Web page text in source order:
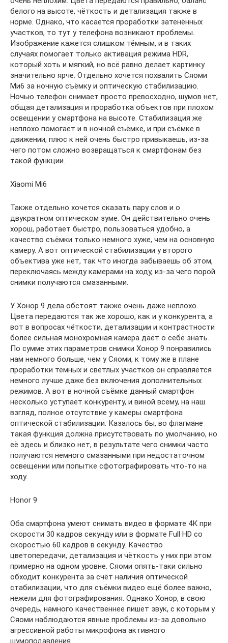
белого на высоте, чёткость и детализация также в
норме. Однако, что касается проработки затенённых
участков, то тут у телефона возникают проблемы.
Изображение кажется слишком тёмным, и в таких
случаях помогает только активация режима HDR,
который хоть и мягкий, но всё равно делает картинку
значительно ярче. Отдельно хочется похвалить Сяоми
Ми6 за ночную съёмку и оптическую стабилизацию.
Ночью телефон снимает просто превосходно, шумов нет,
общая детализация и проработка объектов при плохом
освещении у смартфона на высоте. Стабилизация же
неплохо помогает и в ночной съёмке, и при съёмке в
движении, плюс к ней очень быстро привыкаешь, из-за
чего потом сложно возвращаться к смартфонам без
такой функции.
Xiaomi Mi6
Также отдельно хочется сказать пару слов и о
двукратном оптическом зуме. Он действительно очень
хорош, работает быстро, пользоваться удобно, а
качество съёмки только немного хуже, чем на основную
камеру. А вот оптической стабилизации у второго
объектива уже нет, так что иногда забываешь об этом,
переключаясь между камерами на ходу, из-за чего порой
снимки получаются смазанными.
У Хонор 9 дела обстоят также очень даже неплохо.
Цвета передаются так же хорошо, как и у конкурента, а
вот в вопросах чёткости, детализации и контрастности
более сильная монохромная камера даёт о себе знать.
По сумме этих параметров снимки Хонор 9 понравились
нам немного больше, чем у Сяоми, к тому же в плане
проработки тёмных и светлых участков он справляется
немного лучше даже без включения дополнительных
режимов. А вот в ночной съёмке данный смартфон
несколько уступает конкуренту, и виной всему, на наш
взгляд, полное отсутствие у камеры смартфона
оптической стабилизации. Казалось бы, во флагмане
такая функция должна присутствовать по умолчанию, но
её здесь и близко нет, в результате чего снимки часто
получаются немного смазанными при недостаточном
освещении или попытке сфотографировать что-то на
ходу.
Honor 9
Оба смартфона умеют снимать видео в формате 4К при
скорости 30 кадров секунду или в формате Full HD со
скоростью 60 кадров в секунду. Качество
цветопередачи, детализация и чёткость у них при этом
примерно на одном уровне. Сяоми опять-таки сильно
обходит конкурента за счёт наличия оптической
стабилизации, что для съёмки видео ещё более важно,
нежели для фотографирования. Однако Хонор, в свою
очередь, намного качественнее пишет звук, с которым у
Сяоми наблюдаются явные проблемы из-за довольно
агрессивной работы микрофона активного
шумоподавления.